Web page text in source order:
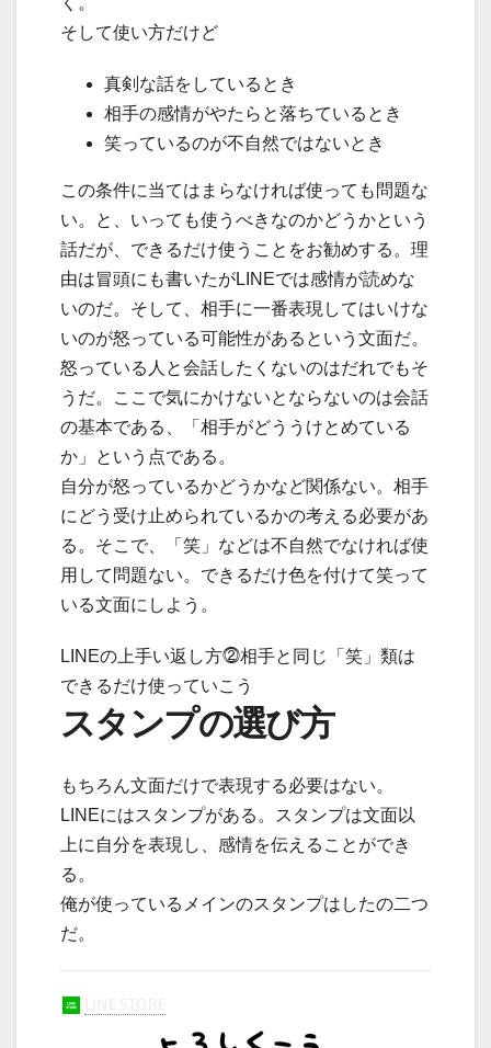
そして使い方だけど
真剣な話をしているとき
相手の感情がやたらと落ちているとき
笑っているのが不自然ではないとき
この条件に当てはまらなければ使っても問題な
い。と、いっても使うべきなのかどうかという
話だが、できるだけ使うことをお勧めする。理
由は冒頭にも書いたがLINEでは感情が読めな
いのだ。そして、相手に一番表現してはいけな
いのが怒っている可能性があるという文面だ。
怒っている人と会話したくないのはだれでもそ
うだ。ここで気にかけないとならないのは会話
の基本である、「相手がどううけとめている
か」という点である。
自分が怒っているかどうかなど関係ない。相手
にどう受け止められているかの考える必要があ
る。そこで、「笑」などは不自然でなければ使
用して問題ない。できるだけ色を付けて笑って
いる文面にしよう。
LINEの上手い返し方⓶相手と同じ「笑」類は
できるだけ使っていこう
スタンプの選び方
もちろん文面だけで表現する必要はない。
LINEにはスタンプがある。スタンプは文面以
上に自分を表現し、感情を伝えることができ
る。
俺が使っているメインのスタンプはしたの二つ
だ。